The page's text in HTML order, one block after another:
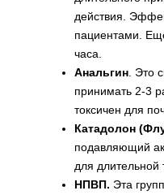
действия.
пациентами.
часа.
Анальгин . Это
принимать 2-3
токсичен для
Катадолон
подавляющий
для
НПВП. Эта